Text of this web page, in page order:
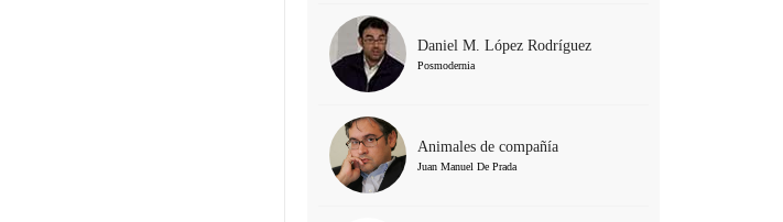
Daniel M. López Rodríguez
Posmodernia
Animales de compañía
Juan Manuel De Prada